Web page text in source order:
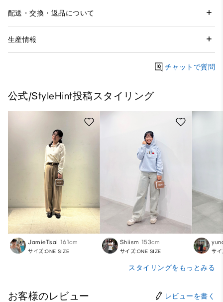
配送・交換・返品について
生産情報
チャットで質問
公式/StyleHint投稿スタイリング
JamieTsai 161cm
サイズ:ONE SIZE
Shiism 153cm
サイズ:ONE SIZE サ
スタイリングをもっとみる
お客様のレビュー レビューを書く